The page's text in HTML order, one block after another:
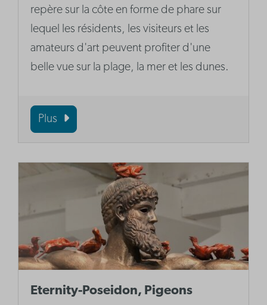
repère sur la côte en forme de phare sur
lequel les résidents, les visiteurs et les
amateurs d'art peuvent profiter d'une
belle vue sur la plage, la mer et les dunes.
Plus
Eternity-Poseidon, Pigeons